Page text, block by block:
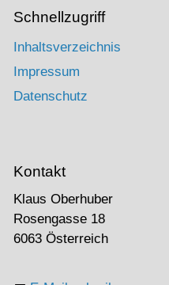
Schnellzugriff
Inhaltsverzeichnis
Impressum
Datenschutz
Kontakt
Klaus Oberhuber
Rosengasse 18
6063 Österreich